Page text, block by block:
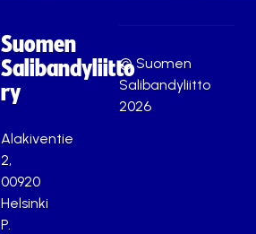
Suomen
Salibandyliitto
ry
Alakiventie
2,
00920
Helsinki
P.
© Suomen
Salibandyliitto
2026